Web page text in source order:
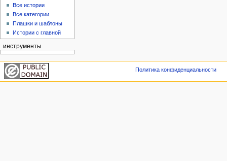
Все истории
Все категории
Плашки и шаблоны
Истории с главной
инструменты
Политика конфиденциальности